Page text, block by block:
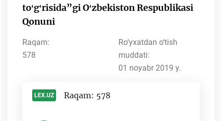
toʻgʻrisida”gi Oʻzbekiston Respublikasi
Qonuni
Raqam:
578
Ro‘yxatdan o‘tish
muddati:
01 noyabr 2019 y.
LEX.UZ Raqam: 578